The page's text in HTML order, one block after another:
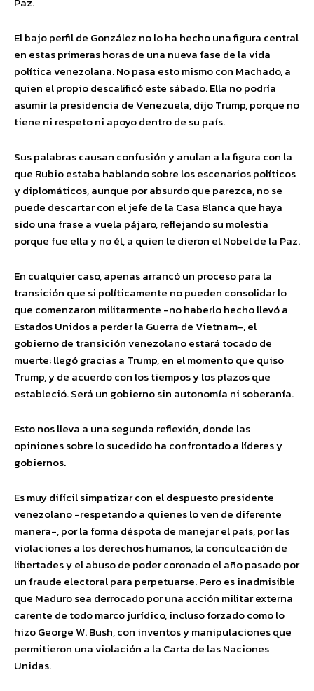
El bajo perfil de González no lo ha hecho una figura central
en estas primeras horas de una nueva fase de la vida
política venezolana. No pasa esto mismo con Machado, a
quien el propio descalificó este sábado. Ella no podría
asumir la presidencia de Venezuela, dijo Trump, porque no
tiene ni respeto ni apoyo dentro de su país.
Sus palabras causan confusión y anulan a la figura con la
que Rubio estaba hablando sobre los escenarios políticos
y diplomáticos, aunque por absurdo que parezca, no se
puede descartar con el jefe de la Casa Blanca que haya
sido una frase a vuela pájaro, reflejando su molestia
porque fue ella y no él, a quien le dieron el Nobel de la Paz.
En cualquier caso, apenas arrancó un proceso para la
transición que si políticamente no pueden consolidar lo
que comenzaron militarmente -no haberlo hecho llevó a
Estados Unidos a perder la Guerra de Vietnam-, el
gobierno de transición venezolano estará tocado de
muerte: llegó gracias a Trump, en el momento que quiso
Trump, y de acuerdo con los tiempos y los plazos que
estableció. Será un gobierno sin autonomía ni soberanía.
Esto nos lleva a una segunda reflexión, donde las
opiniones sobre lo sucedido ha confrontado a líderes y
gobiernos.
Es muy difícil simpatizar con el despuesto presidente
venezolano -respetando a quienes lo ven de diferente
manera-, por la forma déspota de manejar el país, por las
violaciones a los derechos humanos, la conculcación de
libertades y el abuso de poder coronado el año pasado por
un fraude electoral para perpetuarse. Pero es inadmisible
que Maduro sea derrocado por una acción militar externa
carente de todo marco jurídico, incluso forzado como lo
hizo George W. Bush, con inventos y manipulaciones que
permitieron una violación a la Carta de las Naciones
Unidas.